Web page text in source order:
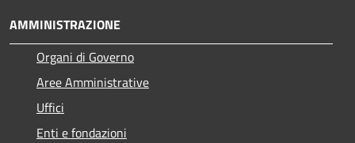
AMMINISTRAZIONE
Organi di Governo
Aree Amministrative
Uffici
Enti e fondazioni